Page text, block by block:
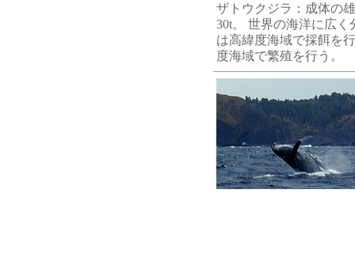
ザトウクジラ： 成体の
30t。
世界の海洋に広く
は高緯度海域で採餌を
度海域で繁殖を行う。